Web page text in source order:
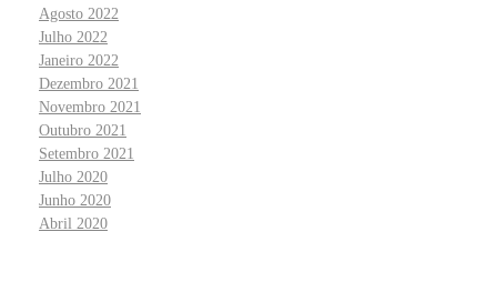
Agosto 2022
Julho 2022
Janeiro 2022
Dezembro 2021
Novembro 2021
Outubro 2021
Setembro 2021
Julho 2020
Junho 2020
Abril 2020